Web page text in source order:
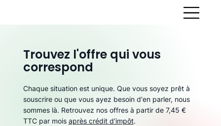
Trouvez l'offre qui vous
correspond
Chaque situation est unique. Que vous soyez prêt à
souscrire ou que vous ayez besoin d'en parler, nous
sommes là. Retrouvez nos offres à partir de 7,45 €
TTC par mois après crédit d'impôt.